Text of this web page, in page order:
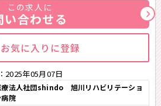
この求人に
い合わせる
お気に入りに登録
2025年05月07日
療法人社団shindo 旭川リハビリテーショ
病院